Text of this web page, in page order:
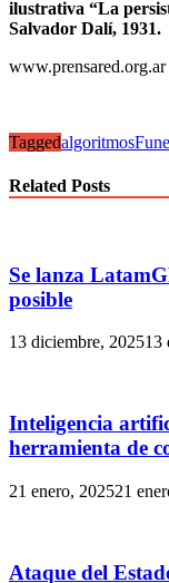
ilustrativa “La
Salvador Dalí, 1931.
www.prensared.org.ar
Taggedalgoritmos
Related Posts
Se lanza
posible
13 diciembre, 202513
Inteligencia
herramienta de
21 enero, 202521
Ataque del